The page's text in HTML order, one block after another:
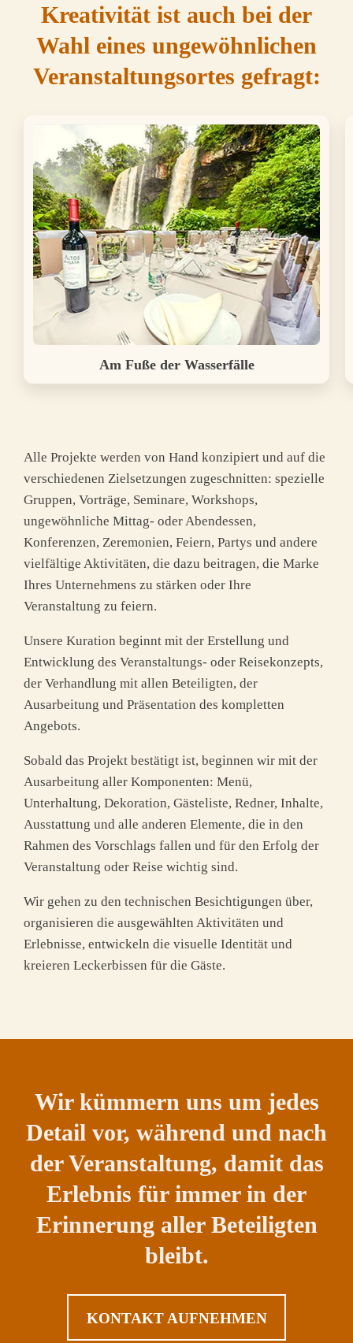
Kreativität ist auch bei der
Wahl eines ungewöhnlichen
Veranstaltungsortes gefragt:
Am Fuße der Wasserfälle
Alle Projekte werden von Hand konzipiert und auf die
verschiedenen Zielsetzungen zugeschnitten: spezielle
Gruppen, Vorträge, Seminare, Workshops,
ungewöhnliche Mittag- oder Abendessen,
Konferenzen, Zeremonien, Feiern, Partys und andere
vielfältige Aktivitäten, die dazu beitragen, die Marke
Ihres Unternehmens zu stärken oder Ihre
Veranstaltung zu feiern.
Unsere Kuration beginnt mit der Erstellung und
Entwicklung des Veranstaltungs- oder Reisekonzepts,
der Verhandlung mit allen Beteiligten, der
Ausarbeitung und Präsentation des kompletten
Angebots.
Sobald das Projekt bestätigt ist, beginnen wir mit der
Ausarbeitung aller Komponenten: Menü,
Unterhaltung, Dekoration, Gästeliste, Redner, Inhalte,
Ausstattung und alle anderen Elemente, die in den
Rahmen des Vorschlags fallen und für den Erfolg der
Veranstaltung oder Reise wichtig sind.
Wir gehen zu den technischen Besichtigungen über,
organisieren die ausgewählten Aktivitäten und
Erlebnisse, entwickeln die visuelle Identität und
kreieren Leckerbissen für die Gäste.
Wir kümmern uns um jedes
Detail vor, während und nach
der Veranstaltung, damit das
Erlebnis für immer in der
Erinnerung aller Beteiligten
bleibt.
KONTAKT AUFNEHMEN